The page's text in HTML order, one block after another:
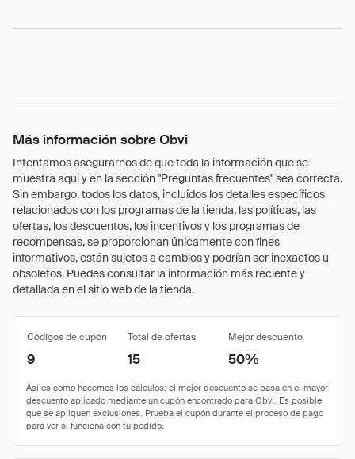
Más información sobre Obvi
Intentamos asegurarnos de que toda la información que se
muestra aquí y en la sección "Preguntas frecuentes" sea correcta.
Sin embargo, todos los datos, incluidos los detalles específicos
relacionados con los programas de la tienda, las políticas, las
ofertas, los descuentos, los incentivos y los programas de
recompensas, se proporcionan únicamente con fines
informativos, están sujetos a cambios y podrían ser inexactos u
obsoletos. Puedes consultar la información más reciente y
detallada en el sitio web de la tienda.
Códigos de cupón Total de ofertas Mejor descuento
9 15 50%